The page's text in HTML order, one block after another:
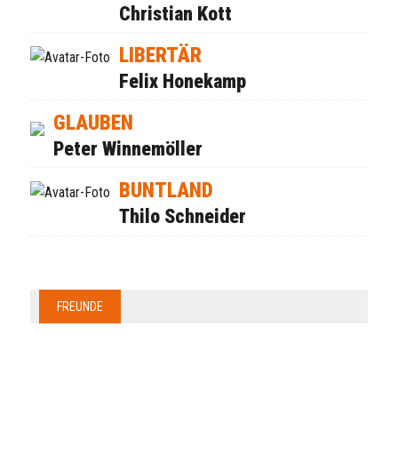
Christian Kott
LIBERTÄR
Felix Honekamp
GLAUBEN
Peter Winnemöller
BUNTLAND
Thilo Schneider
FREUNDE